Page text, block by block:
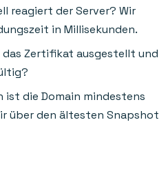
reagiert der Server? Wir
in Millisekunden.
das Zertifikat ausgestellt und
ist die Domain mindestens
über den ältesten Snapshot